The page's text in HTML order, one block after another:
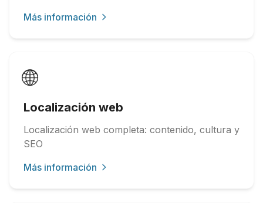
Más información
🌐
Localización web
Localización web completa: contenido, cultura y
SEO
Más información